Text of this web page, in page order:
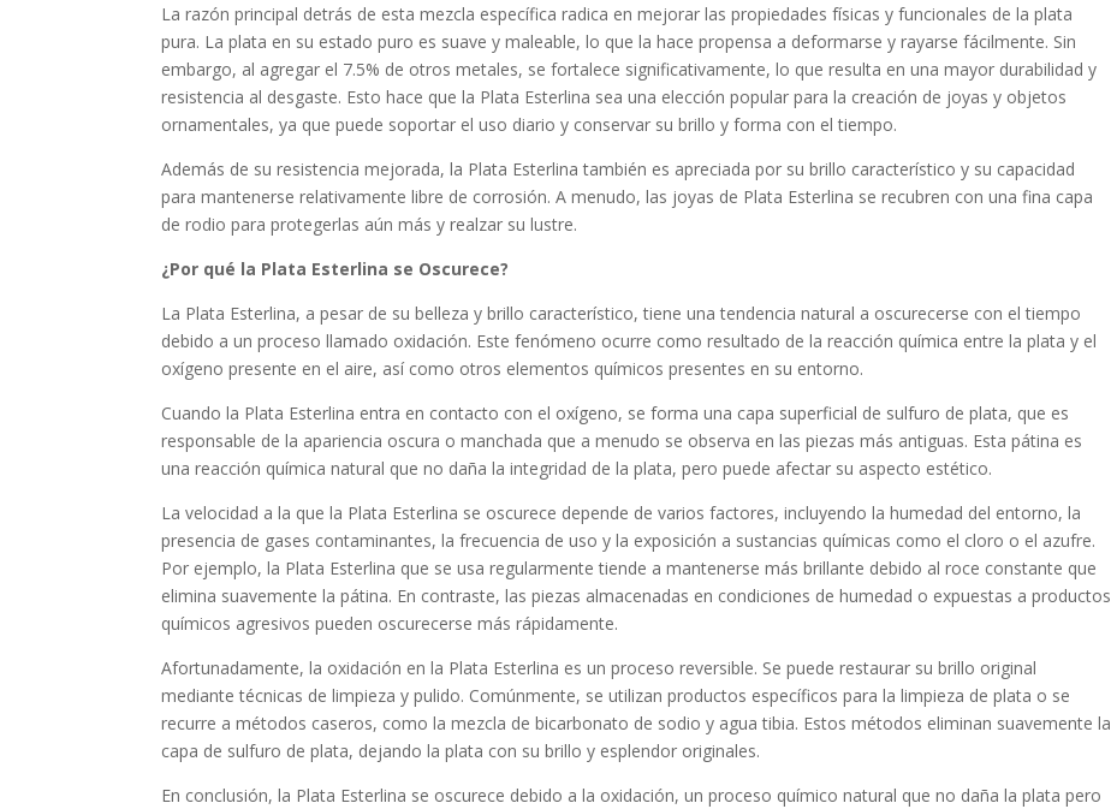
La razón principal detrás de esta mezcla específica radica en mejorar las propiedades físicas y funcionales de la plata
pura. La plata en su estado puro es suave y maleable, lo que la hace propensa a deformarse y rayarse fácilmente. Sin
embargo, al agregar el 7.5% de otros metales, se fortalece significativamente, lo que resulta en una mayor durabilidad y
resistencia al desgaste. Esto hace que la Plata Esterlina sea una elección popular para la creación de joyas y objetos
ornamentales, ya que puede soportar el uso diario y conservar su brillo y forma con el tiempo.
Además de su resistencia mejorada, la Plata Esterlina también es apreciada por su brillo característico y su capacidad
para mantenerse relativamente libre de corrosión. A menudo, las joyas de Plata Esterlina se recubren con una fina capa
de rodio para protegerlas aún más y realzar su lustre.
¿Por qué la Plata Esterlina se Oscurece?
La Plata Esterlina, a pesar de su belleza y brillo característico, tiene una tendencia natural a oscurecerse con el tiempo
debido a un proceso llamado oxidación. Este fenómeno ocurre como resultado de la reacción química entre la plata y el
oxígeno presente en el aire, así como otros elementos químicos presentes en su entorno.
Cuando la Plata Esterlina entra en contacto con el oxígeno, se forma una capa superficial de sulfuro de plata, que es
responsable de la apariencia oscura o manchada que a menudo se observa en las piezas más antiguas. Esta pátina es
una reacción química natural que no daña la integridad de la plata, pero puede afectar su aspecto estético.
La velocidad a la que la Plata Esterlina se oscurece depende de varios factores, incluyendo la humedad del entorno, la
presencia de gases contaminantes, la frecuencia de uso y la exposición a sustancias químicas como el cloro o el azufre.
Por ejemplo, la Plata Esterlina que se usa regularmente tiende a mantenerse más brillante debido al roce constante que
elimina suavemente la pátina. En contraste, las piezas almacenadas en condiciones de humedad o expuestas a productos
químicos agresivos pueden oscurecerse más rápidamente.
Afortunadamente, la oxidación en la Plata Esterlina es un proceso reversible. Se puede restaurar su brillo original
mediante técnicas de limpieza y pulido. Comúnmente, se utilizan productos específicos para la limpieza de plata o se
recurre a métodos caseros, como la mezcla de bicarbonato de sodio y agua tibia. Estos métodos eliminan suavemente la
capa de sulfuro de plata, dejando la plata con su brillo y esplendor originales.
En conclusión, la Plata Esterlina se oscurece debido a la oxidación, un proceso químico natural que no daña la plata pero